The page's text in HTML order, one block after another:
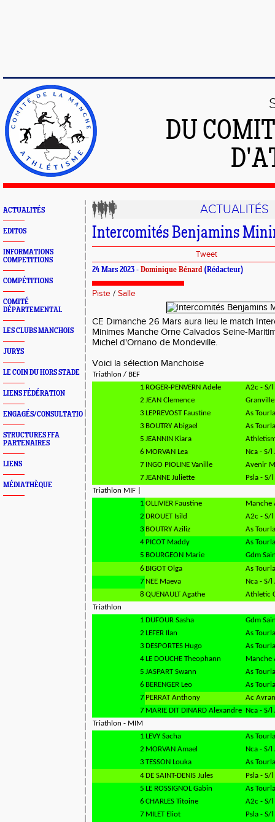
DU
ACTUALITÉS
EDITOS
INFORMATIONS
COMPETITIONS
COMPÉTITIONS
COMITÉ
DÉPARTEMENTAL
LES CLUBS MANCHOIS
JURYS
LE COIN DU HORS STADE
LIENS FÉDÉRATION
ENGAGÉS/CONSULTATION
STRUCTURES FFA
PARTENAIRES
LIENS
MÉDIATHÈQUE
ACTUALITÉS
Intercomités Benjamins
Tweet
24 Mars 2023 - Dominique Bénard (Rédacteur)
Piste / Salle
CE Dimanche 26 Mars aura lieu le match
Minimes Manche Orne Calvados Seine-
Michel d'Ornano de Mondeville.
Voici la sélection Manchoise
Triathlon / BEF
1 ROGER-PENVERN Adele
A2c - S/l
2 JEAN Clemence
3 LEPREVOST Faustine
As
3 BOUTRY Abigael
As
5 JEANNIN Kiara
6 MORVAN Lea
Nca - S/
7 INGO PIOLINE Vanille
Avenir
7JEANNE Juliette
Psla - S/
Triathlon MIF |
1 OLLIVIER Faustine
Manche
2 DROUET Isild
A2c - S/l
3 BOUTRY Aziliz
As
4 PICOT Maddy
As
5 BOURGEON Marie
Gdm
6 BIGOT Olga
As
7 NEE Maeva
Nca - S/l
8 QUENAULT Agathe
Athletic
Triathlon
1 DUFOUR Sasha
Gdm
2 LEFER Ilan
As
3 DESPORTES Hugo
As
4LE DOUCHE Theophann
Manche
5 JASPART Swann
As
6 BERENGER Leo
As
7 PERRAT Anthony
Ac
7 MARIE DIT DINARD Alexandre Nca - S/l
Triathlon - MIM
1 LEVY Sacha
As
2 MORVAN Amael
Nca - S/
3 TESSON Louka
As
4DE SAINT-DENIS Jules
Psla - S/
5 LE ROSSIGNOL Gabin
As
6 CHARLES Titoine
A2c - S/l
7 MILET Eliot
Psla - S/